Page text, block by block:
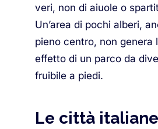
veri, non di aiuole o
Un’area di pochi alberi,
pieno centro, non genera
effetto di un parco da
fruibile a piedi.
Le città